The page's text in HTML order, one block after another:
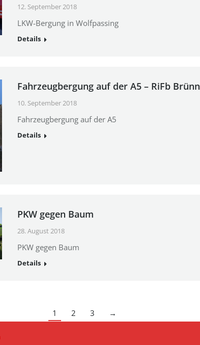
12. September 2018
LKW-Bergung in Wolfpassing
Details
Fahrzeugbergung auf der A5 – RiFb Brünn
10. September 2018
Fahrzeugbergung auf der A5
Details
PKW gegen Baum
28. August 2018
PKW gegen Baum
Details
1 2 3 →